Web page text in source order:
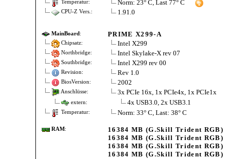
Temperatur: Norm: 23° C, Last 77° C
CPU-Z Vers.: 1.91.0
MainBoard: PRIME X299-A
Chipsatz: Intel X299
Northbridge: Intel Skylake-X rev 07
Southbridge: Intel X299 rev 00
Revision: Rev 1.0
BiosVersion: 2002
Anschlüsse: 3x PCIe 16x, 1x PCIe4x, 1x PCIe1x
extern: 4x USB3.0, 2x USB3.1
Temperatur: Norm: 33° C, Last: 38° C
RAM:
16384 MB (G.Skill Trident RGB)
16384 MB (G.Skill Trident RGB)
16384 MB (G.Skill Trident RGB)
16384 MB (G.Skill Trident RGB)